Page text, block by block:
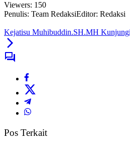
Viewers: 150
Penulis: Team RedaksiEditor: Redaksi
Kejatisu Muhibuddin.SH.MH
Pos Terkait